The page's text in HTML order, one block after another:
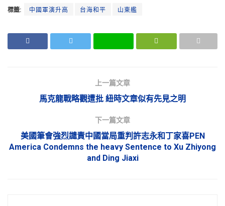
標籤: 中國軍演升高 台海和平 山東艦
上一篇文章
馬克龍戰略觀遭批 紐時文章似有先見之明
下一篇文章
美國筆會強烈譴責中國當局重判許志永和丁家喜PEN
America Condemns the heavy Sentence to Xu Zhiyong
and Ding Jiaxi